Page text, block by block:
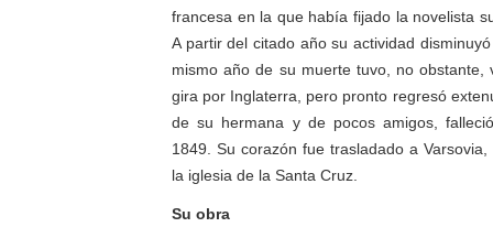
francesa en la que había fijado la novelista
A partir del citado año su actividad
mismo año de su muerte tuvo, no obstante,
gira por Inglaterra, pero pronto regresó
de su hermana y de pocos amigos,
1849. Su corazón fue trasladado a
la iglesia de la Santa Cruz.
Su obra